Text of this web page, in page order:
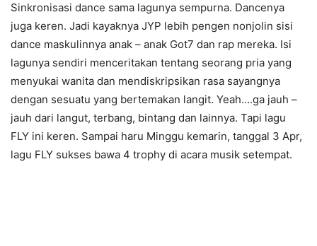
Sinkronisasi dance sama lagunya sempurna. Dancenya
juga keren. Jadi kayaknya JYP lebih pengen nonjolin sisi
dance maskulinnya anak – anak Got7 dan rap mereka. Isi
lagunya sendiri menceritakan tentang seorang pria yang
menyukai wanita dan mendiskripsikan rasa sayangnya
dengan sesuatu yang bertemakan langit. Yeah….ga jauh –
jauh dari langut, terbang, bintang dan lainnya. Tapi lagu
FLY ini keren. Sampai haru Minggu kemarin, tanggal 3 Apr,
lagu FLY sukses bawa 4 trophy di acara musik setempat.